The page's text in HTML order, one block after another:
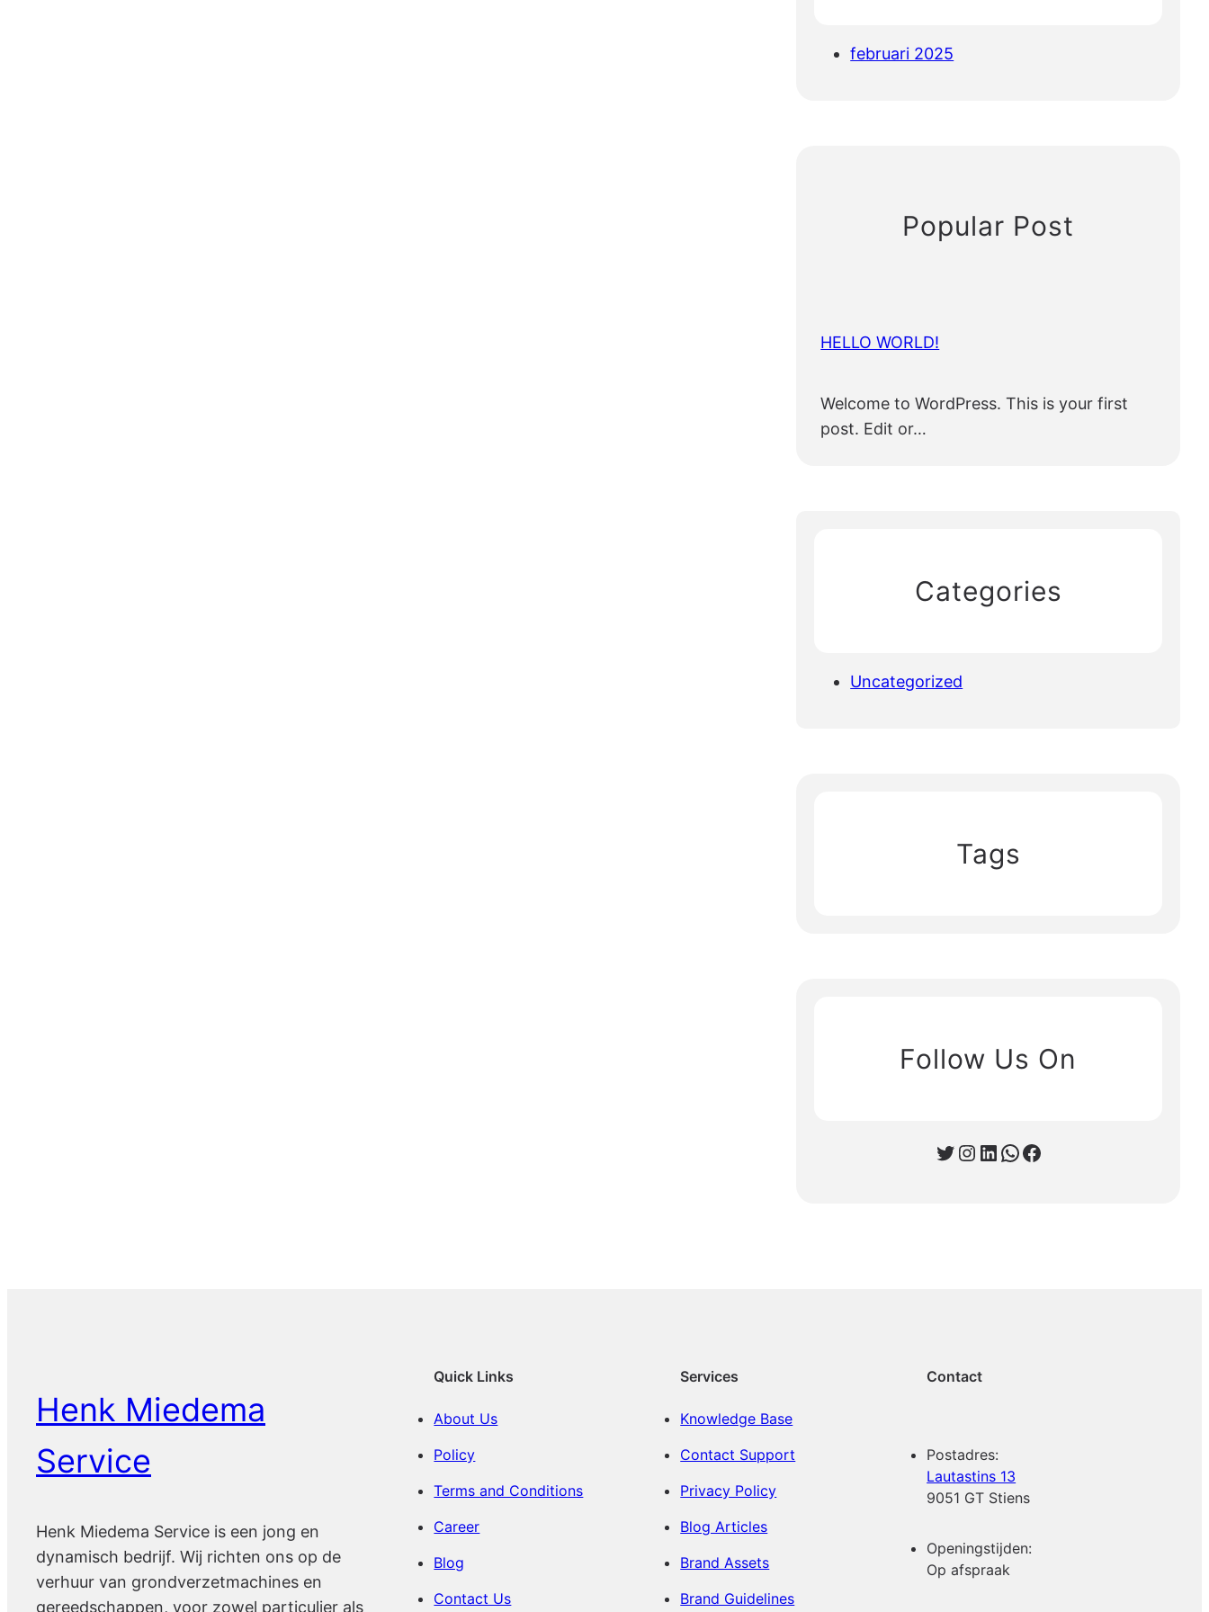
februari 2025
Popular Post
HELLO WORLD!
Welcome to WordPress. This is your first
post. Edit or…
Categories
Uncategorized
Tags
Follow Us On
Twitter Instagram LinkedIn WhatsApp Facebook
Henk Miedema
Service
Henk Miedema Service is een jong en
dynamisch bedrijf. Wij richten ons op de
verhuur van grondverzetmachines en
gereedschappen, voor zowel particulier als
Quick Links
About Us
Policy
Terms and Conditions
Career
Blog
Contact Us
Services
Knowledge Base
Contact Support
Privacy Policy
Blog Articles
Brand Assets
Brand Guidelines
Contact
Postadres:
Lautastins 13
9051 GT Stiens
Openingstijden:
Op afspraak